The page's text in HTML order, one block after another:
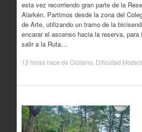
esta vez recorriendo gran parte de la
Alarkén. Partimos desde la zona del
de Arte, utilizando un tramo de la
encarar el ascenso hacia la reserva, para
salir a la Ruta…
13 horas hace de Ciclismo Dificultad